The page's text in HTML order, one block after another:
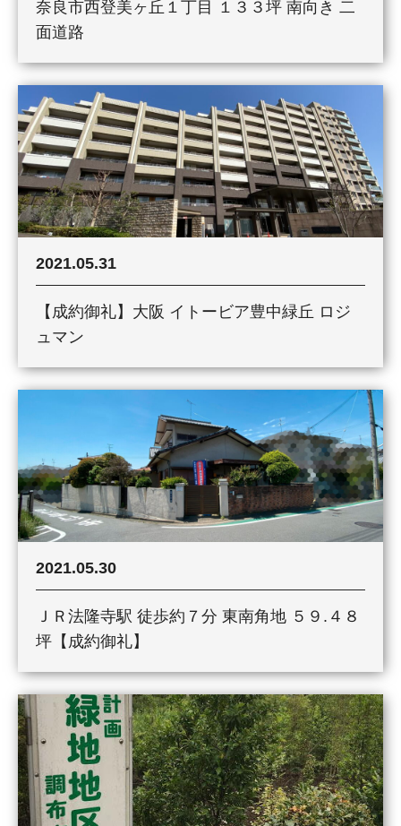
奈良市西登美ヶ丘１丁目 １３３坪 南向き 二
面道路
2021.05.31
【成約御礼】大阪 イトービア豊中緑丘 ロジ
ュマン
2021.05.30
ＪＲ法隆寺駅 徒歩約７分 東南角地 ５９.４８
坪【成約御礼】